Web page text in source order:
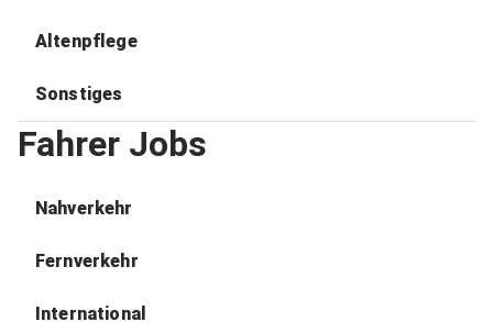
Altenpflege
Sonstiges
Fahrer Jobs
Nahverkehr
Fernverkehr
International